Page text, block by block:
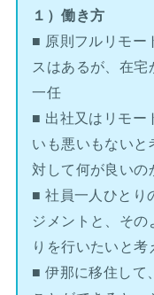
１）働き方
■ 原則フルリモー
スはあるが、在宅
一任
■ 出社又はリモー
いも悪いもないと
対して何が良いの
■ 社員一人ひとり
ジメントと、そ
りを行いたいと考
■ 伊那に移住して